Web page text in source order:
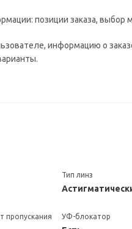
позиции заказа,
информацию о
Тип линз
пропускания
УФ-блокатор